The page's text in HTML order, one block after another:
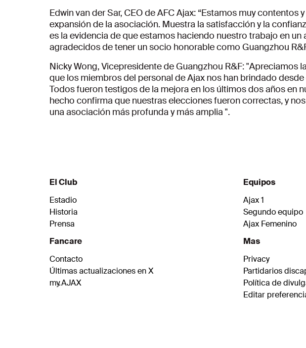
Edwin van der Sar, CEO de AFC Ajax: “Estamos muy contentos
expansión de la asociación. Muestra la satisfacción y la
es la evidencia de que estamos haciendo nuestro trabajo en un
agradecidos de tener un socio honorable como Guangzhou
Nicky Wong, Vicepresidente de Guangzhou R&F: "Apreciamos
que los miembros del personal de Ajax nos han brindado
Todos fueron testigos de la mejora en los últimos dos años en
hecho confirma que nuestras elecciones fueron correctas, y
una asociación más profunda y más amplia ".
El Club
Estadio
Historia
Prensa
Fancare
Contacto
Últimas actualizaciones en X
my.AJAX
Equipos
Ajax 1
Segundo equipo
Ajax Femenino
Mas
Privacy
Partidarios
Política de
Editar